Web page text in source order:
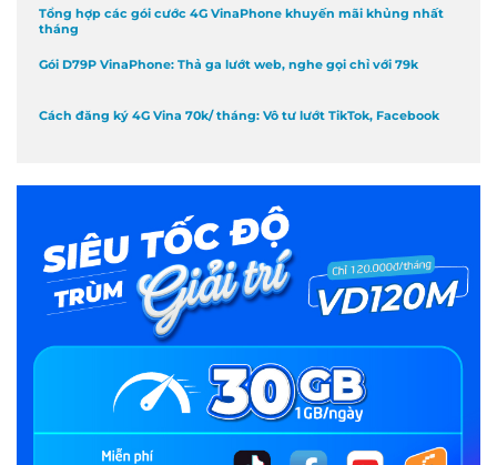
Tổng hợp các gói cước 4G VinaPhone khuyến mãi khủng nhất
tháng
Gói D79P VinaPhone: Thả ga lướt web, nghe gọi chỉ với 79k
Cách đăng ký 4G Vina 70k/ tháng: Vô tư lướt TikTok, Facebook